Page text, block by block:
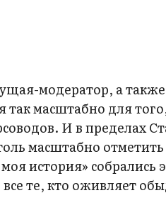
модератор, а
масштабно для
И в пределах
масштабно
история»
те, кто оживляет